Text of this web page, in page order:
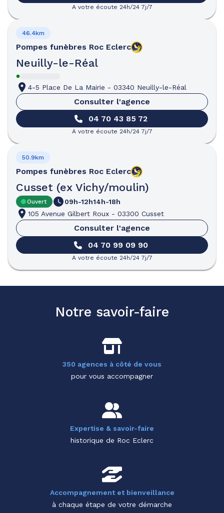
A votre écoute 24h/24 7j/7
Pompes funèbres Roc Eclerc
Neuilly-le-Réal
46.4km
4-5 Place De La Mairie - 03340 Neuilly-le-Réal
Consulter l'agence
04 70 43 85 72
A votre écoute 24h/24 7j/7
Pompes funèbres Roc Eclerc
Cusset (ex Vichy/moulin)
50.9km
Ouvert 09h-12h14h-18h
105 Avenue Gilbert Roux - 03300 Cusset
Consulter l'agence
04 70 99 09 90
A votre écoute 24h/24 7j/7
Notre savoir-faire
350 agences à côté de vous
pour vous accompagner
Expertise & savoir-faire
historique de Roc Eclerc
Accompagnement et bienveillance
à chaque étape de votre démarche